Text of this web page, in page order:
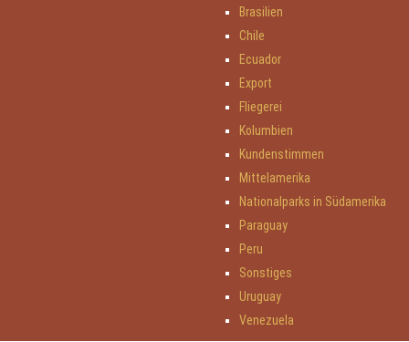
Brasilien
Chile
Ecuador
Export
Fliegerei
Kolumbien
Kundenstimmen
Mittelamerika
Nationalparks in Südamerika
Paraguay
Peru
Sonstiges
Uruguay
Venezuela